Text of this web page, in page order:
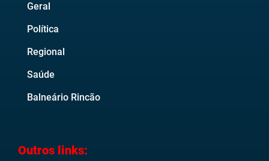
Geral
Política
Regional
Saúde
Balneário Rincão
Outros links: